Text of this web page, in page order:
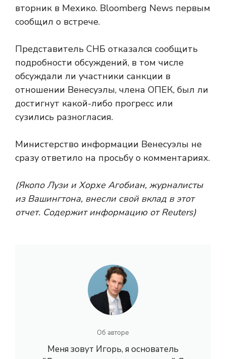
вторник в Мехико. Bloomberg News первым
сообщил о встрече.
Представитель СНБ отказался сообщить
подробности обсуждений, в том числе
обсуждали ли участники санкции в
отношении Венесуэлы, члена ОПЕК, был ли
достигнут какой-либо прогресс или
сузились разногласия.
Министерство информации Венесуэлы не
сразу ответило на просьбу о комментариях.
(Якопо Лузи и Хорхе Агобиан, журналисты
из Вашингтона, внесли свой вклад в этот
отчет. Содержит информацию от Reuters)
Об авторе
Меня зовут Игорь, я основатель